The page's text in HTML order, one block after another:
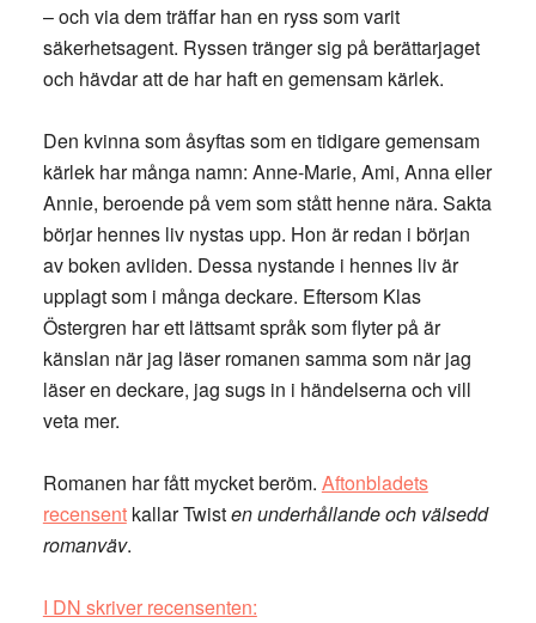
– och via dem träffar han en ryss som varit
säkerhetsagent. Ryssen tränger sig på berättarjaget
och hävdar att de har haft en gemensam kärlek.
Den kvinna som åsyftas som en tidigare gemensam
kärlek har många namn: Anne-Marie, Ami, Anna eller
Annie, beroende på vem som stått henne nära. Sakta
börjar hennes liv nystas upp. Hon är redan i början
av boken avliden. Dessa nystande i hennes liv är
upplagt som i många deckare. Eftersom Klas
Östergren har ett lättsamt språk som flyter på är
känslan när jag läser romanen samma som när jag
läser en deckare, jag sugs in i händelserna och vill
veta mer.
Romanen har fått mycket beröm. Aftonbladets
recensentkallar Twisten underhållande och välsedd
romanväv.
I DN skriver recensenten: